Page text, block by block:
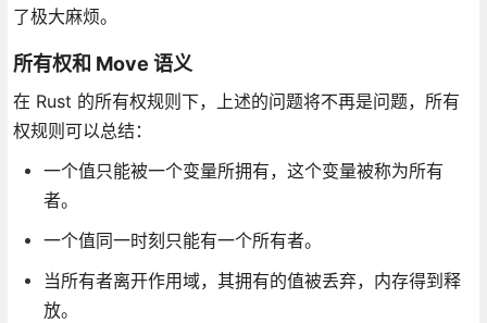
了极大麻烦。
所有权和 Move 语义
在 Rust 的所有权规则下，上述的问题将不再是问题，所有
权规则可以总结：
一个值只能被一个变量所拥有，这个变量被称为所有
者。
一个值同一时刻只能有一个所有者。
当所有者离开作用域，其拥有的值被丢弃，内存得到释
放。